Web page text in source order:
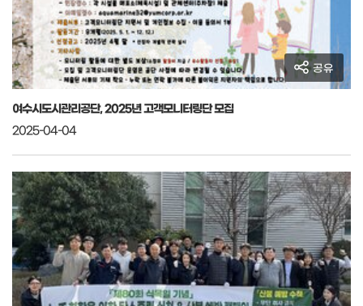
공유
여수시도시관리공단, 2025년 고객모니터링단 모집
2025-04-04